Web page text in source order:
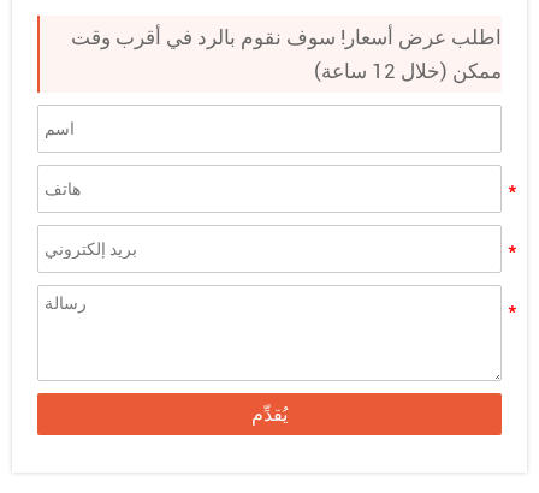
اطلب عرض أسعار! سوف نقوم بالرد في أقرب وقت
ممكن (خلال 12 ساعة)
يُقدِّم